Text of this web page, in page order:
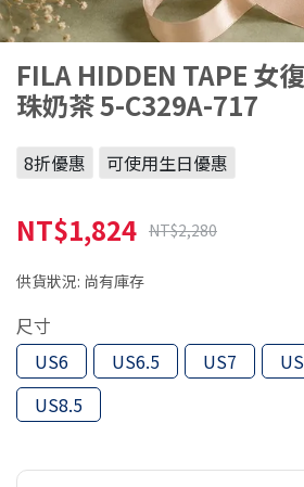
FILA HIDDEN TAPE 女
珠奶茶 5-C329A-717
8折優惠 可使用生日優惠
NT$1,824 NT$2,280
供貨狀況: 尚有庫存
尺寸
US6
US6.5 US7
US8.5